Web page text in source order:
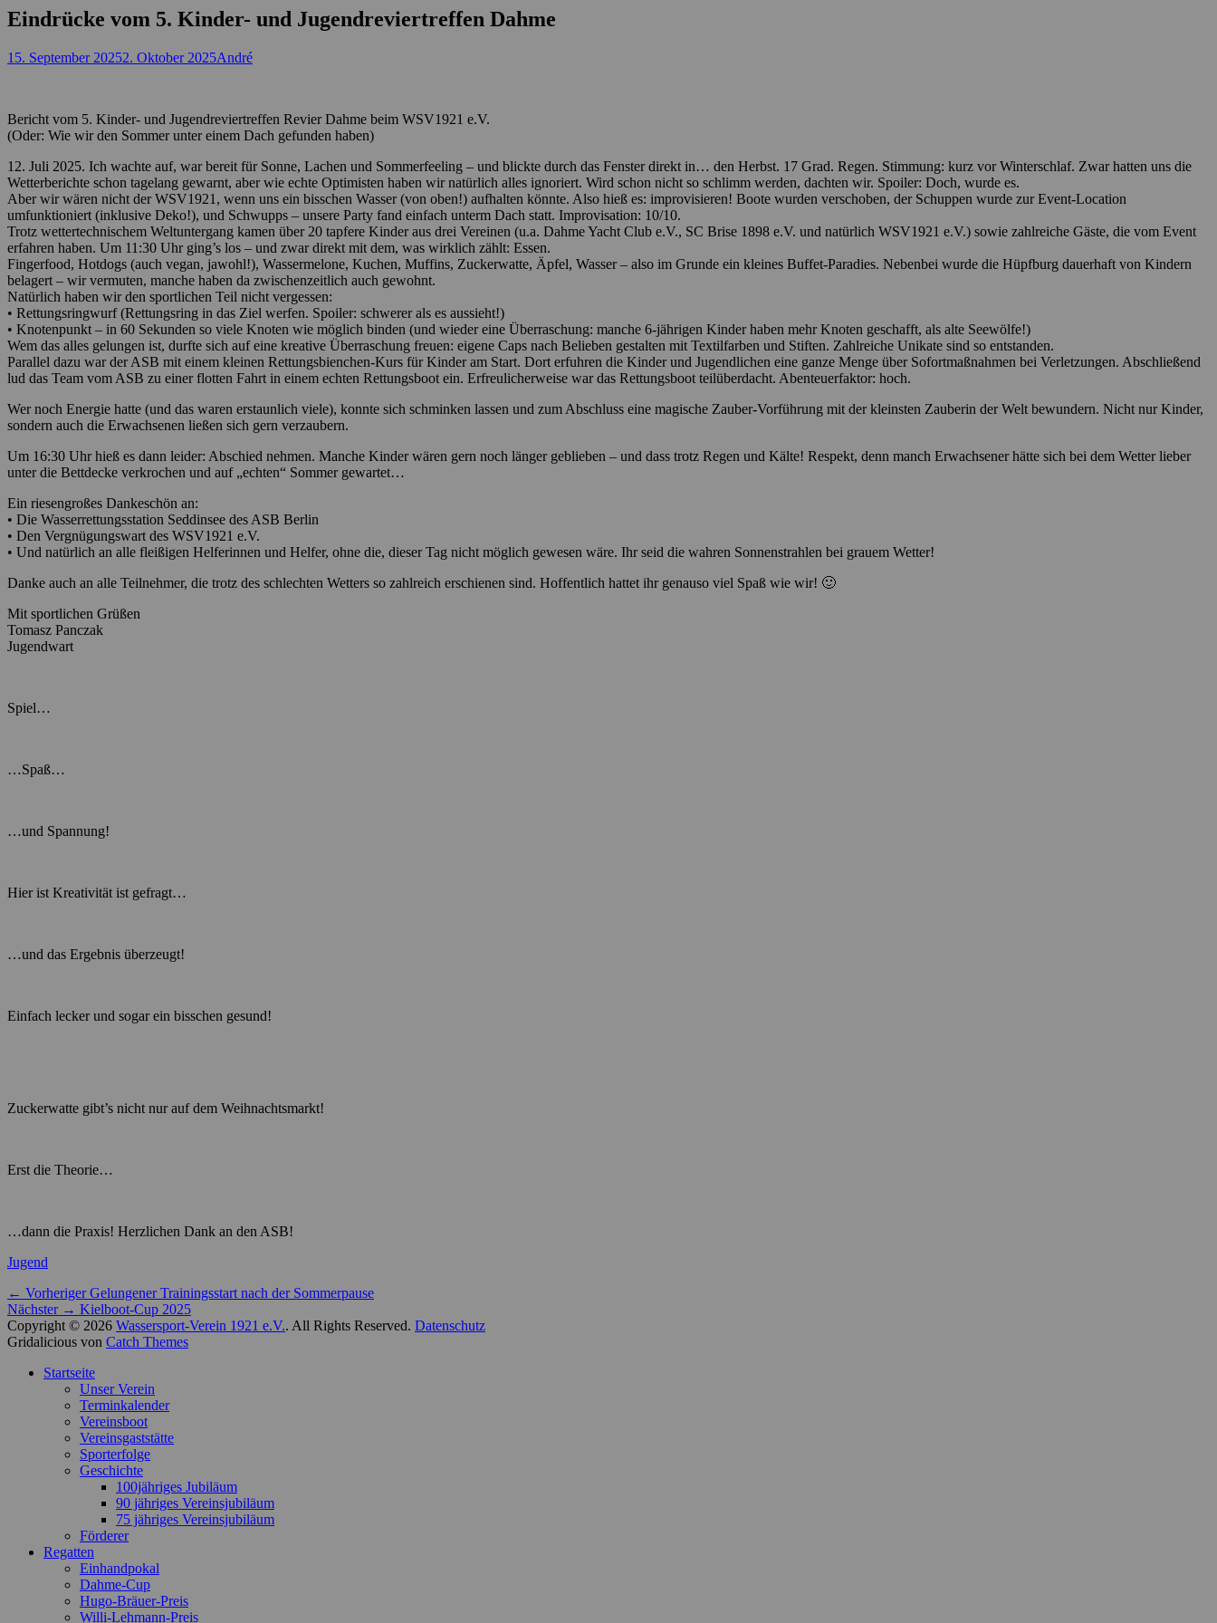
Eindrücke vom 5. Kinder- und Jugendreviertreffen Dahme
Posted
15. September 20252. Oktober 2025Autor
André
Bericht vom 5. Kinder- und Jugendreviertreffen Revier Dahme beim WSV1921 e.V.
(Oder: Wie wir den Sommer unter einem Dach gefunden haben)
12. Juli 2025. Ich wachte auf, war bereit für Sonne, Lachen und Sommerfeeling – und blickte durch das Fenster direkt in… den Herbst. 17 Grad. Regen. Stimmung: kurz vor Winterschlaf. Zwar hatten uns die
Wetterberichte schon tagelang gewarnt, aber wie echte Optimisten haben wir natürlich alles ignoriert. Wird schon nicht so schlimm werden, dachten wir. Spoiler: Doch, wurde es.
Aber wir wären nicht der WSV1921, wenn uns ein bisschen Wasser (von oben!) aufhalten könnte. Also hieß es: improvisieren! Boote wurden verschoben, der Schuppen wurde zur Event-Location
umfunktioniert (inklusive Deko!), und Schwupps – unsere Party fand einfach unterm Dach statt. Improvisation: 10/10.
Trotz wettertechnischem Weltuntergang kamen über 20 tapfere Kinder aus drei Vereinen (u.a. Dahme Yacht Club e.V., SC Brise 1898 e.V. und natürlich WSV1921 e.V.) sowie zahlreiche Gäste, die vom Event
erfahren haben. Um 11:30 Uhr ging’s los – und zwar direkt mit dem, was wirklich zählt: Essen.
Fingerfood, Hotdogs (auch vegan, jawohl!), Wassermelone, Kuchen, Muffins, Zuckerwatte, Äpfel, Wasser – also im Grunde ein kleines Buffet-Paradies. Nebenbei wurde die Hüpfburg dauerhaft von Kindern
belagert – wir vermuten, manche haben da zwischenzeitlich auch gewohnt.
Natürlich haben wir den sportlichen Teil nicht vergessen:
• Rettungsringwurf (Rettungsring in das Ziel werfen. Spoiler: schwerer als es aussieht!)
• Knotenpunkt – in 60 Sekunden so viele Knoten wie möglich binden (und wieder eine Überraschung: manche 6-jährigen Kinder haben mehr Knoten geschafft, als alte Seewölfe!)
Wem das alles gelungen ist, durfte sich auf eine kreative Überraschung freuen: eigene Caps nach Belieben gestalten mit Textilfarben und Stiften. Zahlreiche Unikate sind so entstanden.
Parallel dazu war der ASB mit einem kleinen Rettungsbienchen-Kurs für Kinder am Start. Dort erfuhren die Kinder und Jugendlichen eine ganze Menge über Sofortmaßnahmen bei Verletzungen. Abschließend
lud das Team vom ASB zu einer flotten Fahrt in einem echten Rettungsboot ein. Erfreulicherweise war das Rettungsboot teilüberdacht. Abenteuerfaktor: hoch.
Wer noch Energie hatte (und das waren erstaunlich viele), konnte sich schminken lassen und zum Abschluss eine magische Zauber-Vorführung mit der kleinsten Zauberin der Welt bewundern. Nicht nur Kinder,
sondern auch die Erwachsenen ließen sich gern verzaubern.
Um 16:30 Uhr hieß es dann leider: Abschied nehmen. Manche Kinder wären gern noch länger geblieben – und dass trotz Regen und Kälte! Respekt, denn manch Erwachsener hätte sich bei dem Wetter lieber
unter die Bettdecke verkrochen und auf „echten“ Sommer gewartet…
Ein riesengroßes Dankeschön an:
• Die Wasserrettungsstation Seddinsee des ASB Berlin
• Den Vergnügungswart des WSV1921 e.V.
• Und natürlich an alle fleißigen Helferinnen und Helfer, ohne die, dieser Tag nicht möglich gewesen wäre. Ihr seid die wahren Sonnenstrahlen bei grauem Wetter!
Danke auch an alle Teilnehmer, die trotz des schlechten Wetters so zahlreich erschienen sind. Hoffentlich hattet ihr genauso viel Spaß wie wir! 🙂
Mit sportlichen Grüßen
Tomasz Panczak
Jugendwart
Spiel…
…Spaß…
…und Spannung!
Hier ist Kreativität ist gefragt…
…und das Ergebnis überzeugt!
Einfach lecker und sogar ein bisschen gesund!
Zuckerwatte gibt’s nicht nur auf dem Weihnachtsmarkt!
Erst die Theorie…
…dann die Praxis! Herzlichen Dank an den ASB!
Kategorien
Jugend
Beitragsnavigation
← Vorheriger Vorheriger
Beitrag:
Gelungener Trainingsstart nach der Sommerpause
Nächster → Nächster
Beitrag:
Kielboot-Cup 2025
Copyright © 2026 Wassersport-Verein 1921 e.V.. All Rights Reserved. Datenschutz
Gridalicious von Catch Themes
oben
Startseite
Unser Verein
Terminkalender
Vereinsboot
Vereinsgaststätte
Sporterfolge
Geschichte
100jähriges Jubiläum
90 jähriges Vereinsjubiläum
75 jähriges Vereinsjubiläum
Förderer
Regatten
Einhandpokal
Dahme-Cup
Hugo-Bräuer-Preis
Willi-Lehmann-Preis